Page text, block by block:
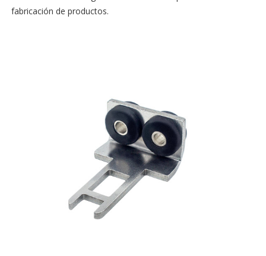
fabricación de productos.